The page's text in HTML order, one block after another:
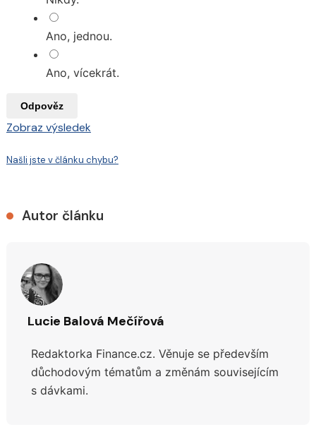
Ano, jednou.
Ano, vícekrát.
Odpověz
Zobraz výsledek
Našli jste v článku chybu?
Autor článku
Lucie Balová Mečířová
Redaktorka Finance.cz. Věnuje se především
důchodovým tématům a změnám souvisejícím
s dávkami.